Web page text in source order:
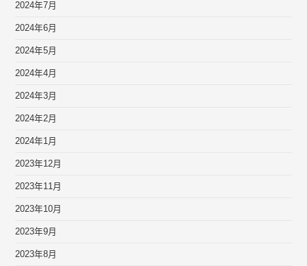
2024年7月
2024年6月
2024年5月
2024年4月
2024年3月
2024年2月
2024年1月
2023年12月
2023年11月
2023年10月
2023年9月
2023年8月